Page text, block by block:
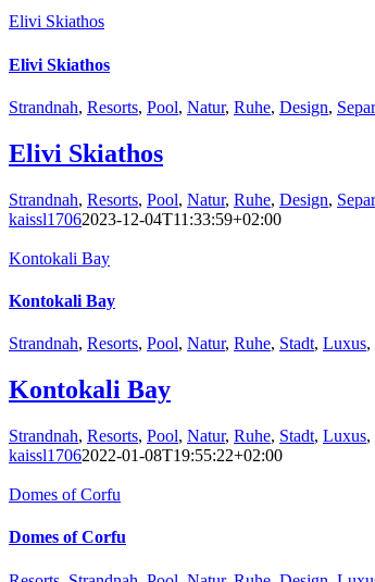
Elivi Skiathos
Elivi Skiathos
Strandnah, Resorts, Pool, Natur, Ruhe, Design,
Elivi Skiathos
Strandnah, Resorts, Pool, Natur, Ruhe, Design,
kaissl17062023-12-04T11:33:59+02:00
Kontokali Bay
Kontokali Bay
Strandnah, Resorts, Pool, Natur, Ruhe, Stadt, Luxus,
Kontokali Bay
Strandnah, Resorts, Pool, Natur, Ruhe, Stadt, Luxus,
kaissl17062022-01-08T19:55:22+02:00
Domes of Corfu
Domes of Corfu